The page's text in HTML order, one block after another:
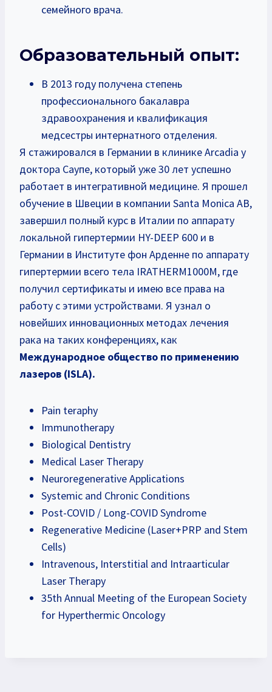
семейного врача.
Образовательный опыт:
В 2013 году получена степень
профессионального бакалавра
здравоохранения и квалификация
медсестры интернатного отделения.
Я стажировался в Германии в клинике Arcadia у
доктора Саупе, который уже 30 лет успешно
работает в интегративной медицине. Я прошел
обучение в Швеции в компании Santa Monica AB,
завершил полный курс в Италии по аппарату
локальной гипертермии HY-DEEP 600 и в
Германии в Институте фон Арденне по аппарату
гипертермии всего тела IRATHERM1000M, где
получил сертификаты и имею все права на
работу с этими устройствами. Я узнал о
новейших инновационных методах лечения
рака на таких конференциях, как
Международное общество по применению
лазеров (ISLA).
Pain teraphy
Immunotherapy
Biological Dentistry
Medical Laser Therapy
Neuroregenerative Applications
Systemic and Chronic Conditions
Post-COVID / Long-COVID Syndrome
Regenerative Medicine (Laser+PRP and Stem
Cells)
Intravenous, Interstitial and Intraarticular
Laser Therapy
35th Annual Meeting of the European Society
for Hyperthermic Oncology